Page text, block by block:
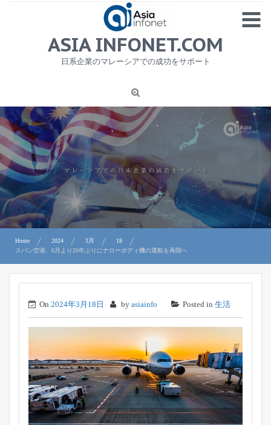
MENU
1
ニュース
労務サービス
プライバシーポリシー及び著作権について
お問合せ
ASIA INFONET.COM
日系企業のマレーシアでの成功をサポート
Home 2024 3月
18
スバン空港、6月より26年ぶりにナローボディ機の運航を再開へ
On 2024年3月18日 by asiainfo Posted in 生活